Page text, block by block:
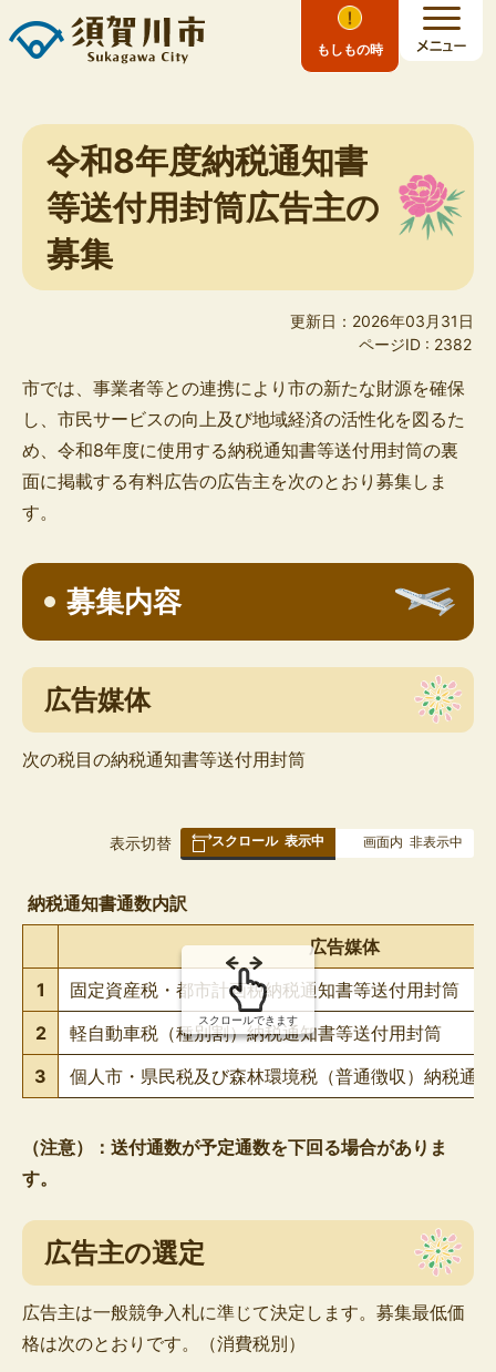
もしもの時
令和8年度納税通知書
等送付用封筒広告主の
募集
更新日：2026年03月31日
ページID : 2382
市では、事業者等との連携により市の新たな財源を確保
し、市民サービスの向上及び地域経済の活性化を図るた
め、令和8年度に使用する納税通知書等送付用封筒の裏
面に掲載する有料広告の広告主を次のとおり募集しま
す。
募集内容
広告媒体
次の税目の納税通知書等送付用封筒
表
み
の
表示切替 スクロール 表示中 画面内 非表示中
納税通知書通数内訳
広告媒体
1
固定資産税・都市計画税納税通知書等送付用封筒
2
軽自動車税（種別割）納税通知書等送付用封筒
3
個人市・県民税及び森林環境税（普通徴収）納税通
スクロールできます
（注意）：送付通数が予定通数を下回る場合がありま
す。
広告主の選定
広告主は一般競争入札に準じて決定します。募集最低価
格は次のとおりです。（消費税別）